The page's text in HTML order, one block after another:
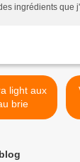
ingrédients que
brie